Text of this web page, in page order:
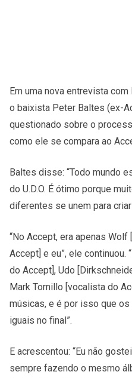
Em uma nova entrevista com
o baixista Peter Baltes (ex-
questionado sobre o
como ele se compara ao
Baltes disse: “Todo mundo
do U.D.O. É ótimo porque
diferentes se unem para criar
“No Accept, era apenas
Accept] e eu”, ele continuou.
do Accept], Udo
Mark Tornillo [vocalista do
músicas, e é por isso que
iguais no final”.
E acrescentou: “Eu não
sempre fazendo o mesmo